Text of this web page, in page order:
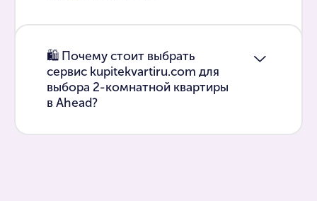
🛍 Почему стоит выбрать
сервис kupitekvartiru.com для
выбора 2-комнатной квартиры
в Ahead?